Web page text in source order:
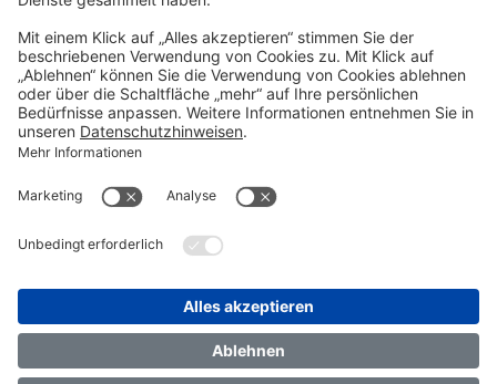
Kontakt
TRANSFORM 2026
Über unsFAQImpressumDatenschutz